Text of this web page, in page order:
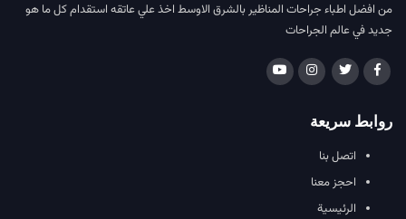
من افضل اطباء جراحات المناظير بالشرق الاوسط اخذ علي عاتقه استقدام كل ما هو
جديد في عالم الجراحات
روابط سريعة
اتصل بنا
احجز معنا
الرئيسية